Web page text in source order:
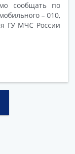
сообщать по
– 010,
ГУ МЧС России